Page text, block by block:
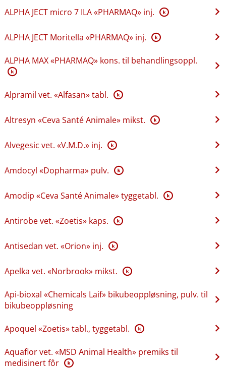
ALPHA JECT micro 7 ILA «PHARMAQ» inj. K
ALPHA JECT Moritella «PHARMAQ» inj. K
ALPHA MAX «PHARMAQ» kons. til behandlingsoppl.
K
Alpramil vet. «Alfasan» tabl. K
Altresyn «Ceva Santé Animale» mikst. K
Alvegesic vet. «V.M.D.» inj. K
Amdocyl «Dopharma» pulv. K
Amodip «Ceva Santé Animale» tyggetabl. K
Antirobe vet. «Zoetis» kaps. K
Antisedan vet. «Orion» inj. K
Apelka vet. «Norbrook» mikst. K
Api-bioxal «Chemicals Laif» bikubeoppløsning, pulv. til
bikubeoppløsning
Apoquel «Zoetis» tabl., tyggetabl. K
Aquaflor vet. «MSD Animal Health» premiks til
medisinert fôr K